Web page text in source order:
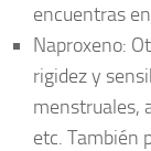
encuentras
Naproxeno:
rigidez y
menstruales,
etc. También